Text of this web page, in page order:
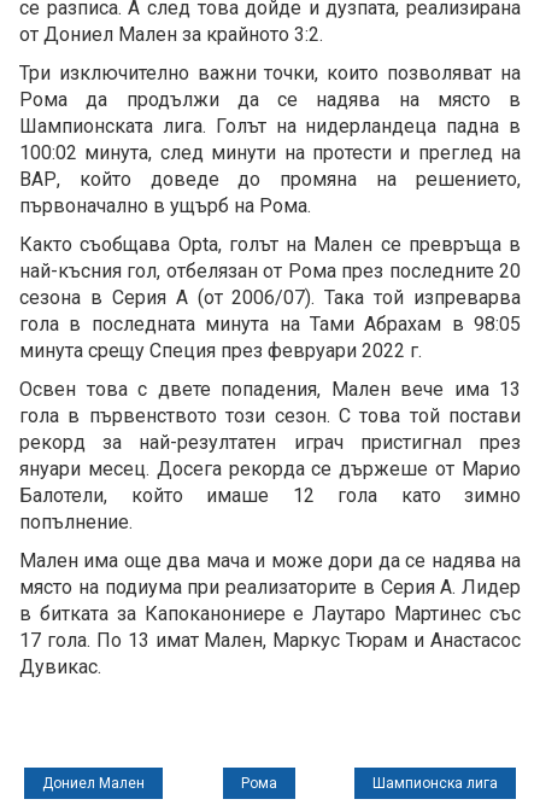
се разписа. А след това дойде и дузпата, реализирана
от Дониел Мален за крайното 3:2.
Три изключително важни точки, които позволяват на
Рома да продължи да се надява на място в
Шампионската лига. Голът на нидерландеца падна в
100:02 минута, след минути на протести и преглед на
ВАР, който доведе до промяна на решението,
първоначално в ущърб на Рома.
Както съобщава Opta, голът на Мален се превръща в
най-късния гол, отбелязан от Рома през последните 20
сезона в Серия А (от 2006/07). Така той изпреварва
гола в последната минута на Тами Абрахам в 98:05
минута срещу Специя през февруари 2022 г.
Освен това с двете попадения, Мален вече има 13
гола в първенството този сезон. С това той постави
рекорд за най-резултатен играч пристигнал през
януари месец. Досега рекорда се държеше от Марио
Балотели, който имаше 12 гола като зимно
попълнение.
Мален има още два мача и може дори да се надява на
място на подиума при реализаторите в Серия А. Лидер
в битката за Капоканониере е Лаутаро Мартинес със
17 гола. По 13 имат Мален, Маркус Тюрам и Анастасос
Дувикас.
Дониел Мален Рома Шампионска лига